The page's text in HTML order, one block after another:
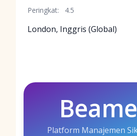
Peringkat: 4.5
London, Inggris (Global)
Platform Manajemen